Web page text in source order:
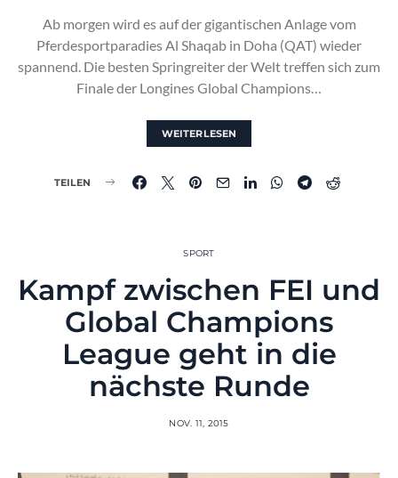
Ab morgen wird es auf der gigantischen Anlage vom
Pferdesportparadies Al Shaqab in Doha (QAT) wieder
spannend. Die besten Springreiter der Welt treffen sich zum
Finale der Longines Global Champions…
WEITERLESEN
TEILEN
SPORT
Kampf zwischen FEI und
Global Champions
League geht in die
nächste Runde
NOV. 11, 2015